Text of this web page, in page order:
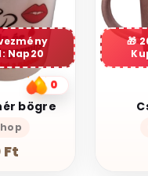
Nap20
0
bögre
Ft